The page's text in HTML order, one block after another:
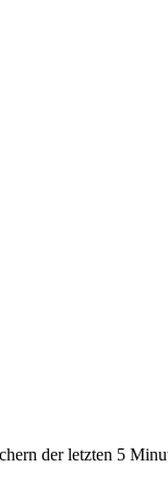
der letzten 5